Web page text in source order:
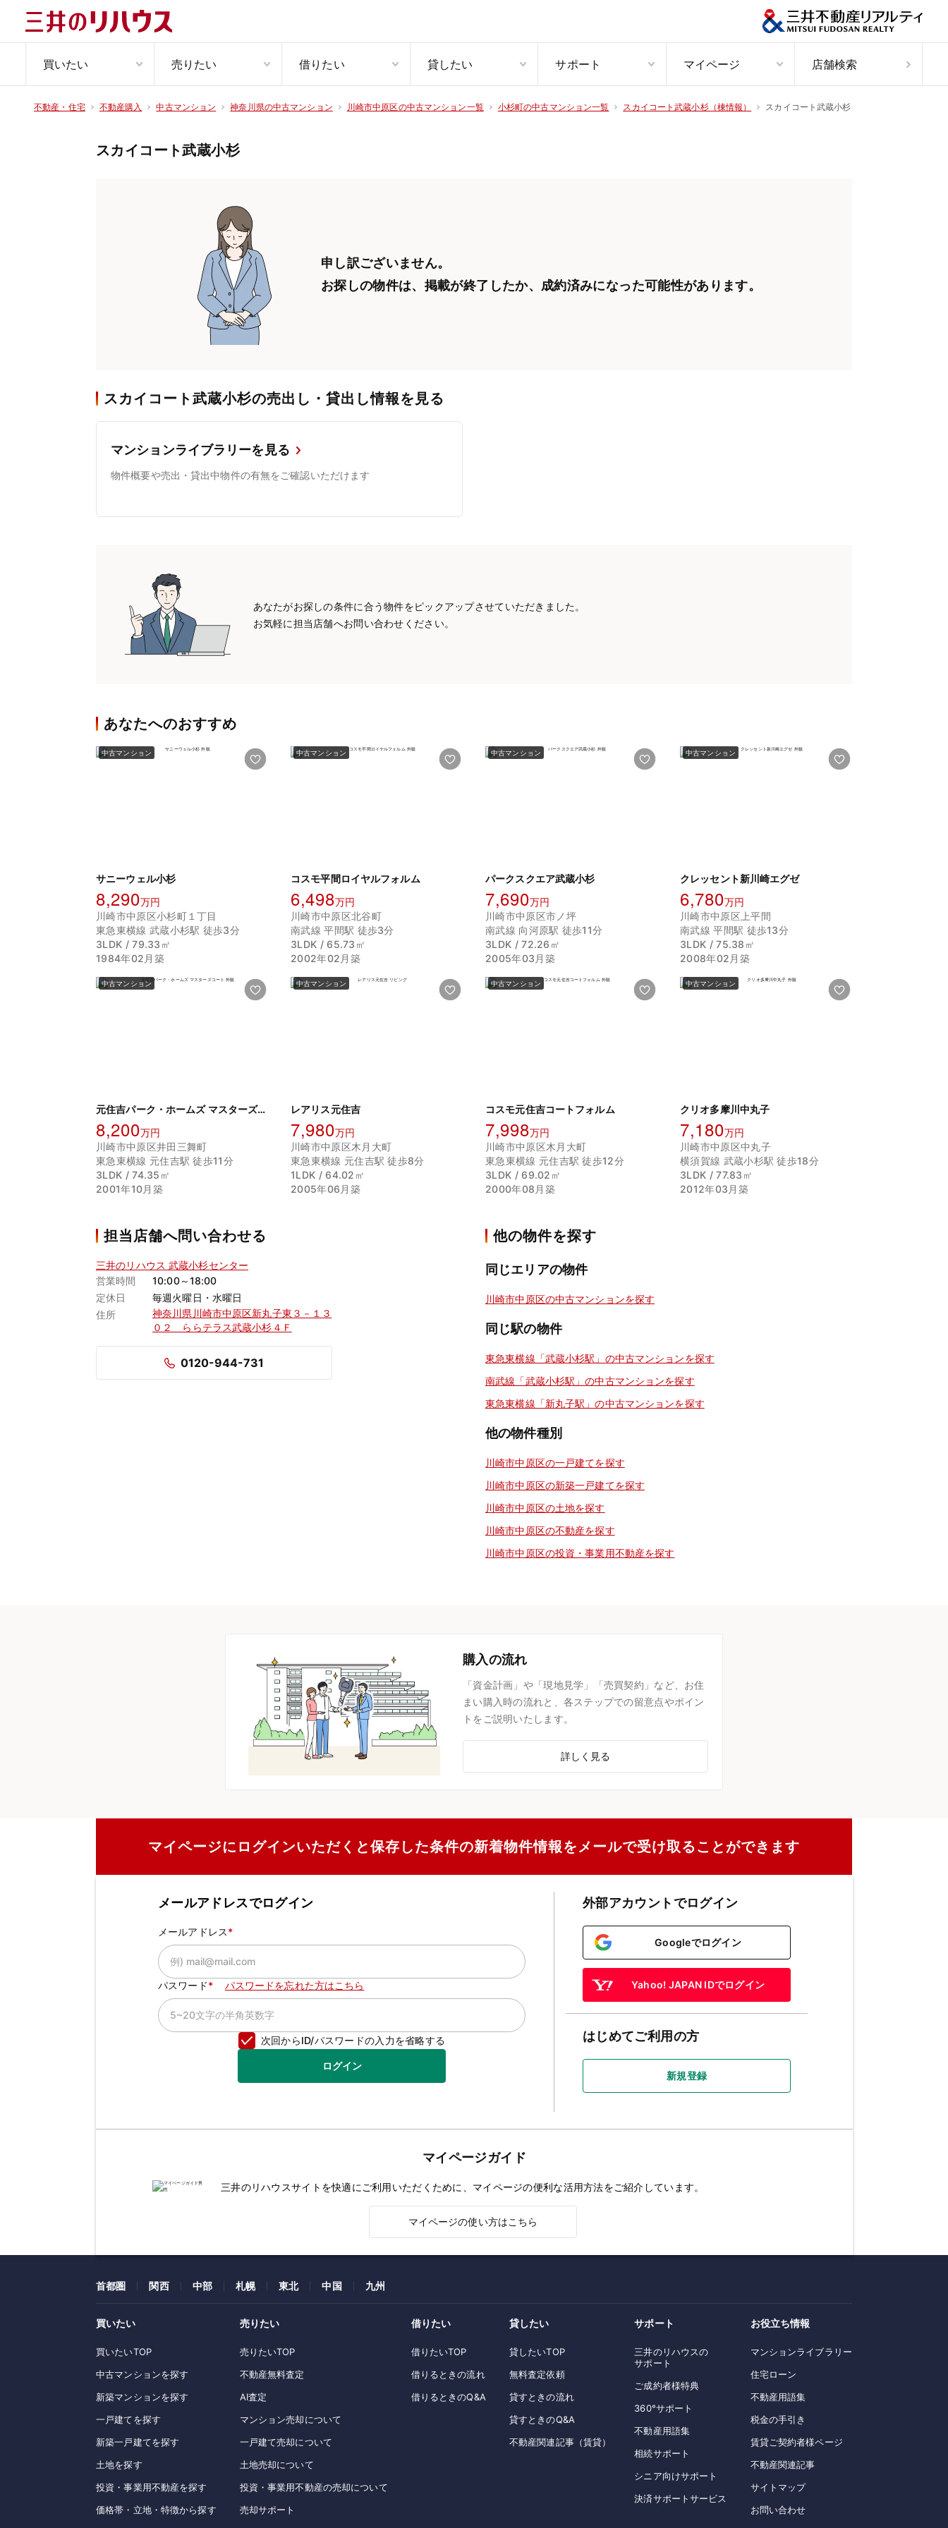
買いたい 売りたい 借りたい 貸したい サポート マイページ 店舗検索
不動産・住宅 不動産購入 中古マンション 神奈川県の中古マンション 川崎市中原区の中古マンション一覧 小杉町の中古マンション一覧 スカイコート武蔵小杉（棟情報） スカイコート武蔵小杉
スカイコート武蔵小杉
申し訳ございません。
お探しの物件は、掲載が終了したか、 成約済みになった可能性があります。
スカイコート武蔵小杉の売出し・貸出し情報を見る
マンションライブラリーを見る
物件概要や売出・貸出中物件の有無をご確認いただけます
あなたがお探しの条件に合う物件をピックアップさせていただきました。
お気軽に担当店舗へお問い合わせください。
あなたへのおすすめ
中古マンション
サニーウェル小杉
8,290万円
川崎市中原区小杉町１丁目
東急東横線 武蔵小杉駅 徒歩3分
3LDK / 79.33㎡
1984年02月築
中古マンション
コスモ平間ロイヤルフォルム
6,498万円
川崎市中原区北谷町
南武線 平間駅 徒歩3分
3LDK / 65.73㎡
2002年02月築
中古マンション
パークスクエア武蔵小杉
7,690万円
川崎市中原区市ノ坪
南武線 向河原駅 徒歩11分
3LDK / 72.26㎡
2005年03月築
中古マンション
クレッセント新川崎エグゼ
6,780万円
川崎市中原区上平間
南武線 平間駅 徒歩13分
3LDK / 75.38㎡
2008年02月築
中古マンション
元住吉パーク・ホームズ マスターズコート
8,200万円
川崎市中原区井田三舞町
東急東横線 元住吉駅 徒歩11分
3LDK / 74.35㎡
2001年10月築
中古マンション
レアリス元住吉
7,980万円
川崎市中原区木月大町
東急東横線 元住吉駅 徒歩8分
1LDK / 64.02㎡
2005年06月築
中古マンション
コスモ元住吉コートフォルム
7,998万円
川崎市中原区木月大町
東急東横線 元住吉駅 徒歩12分
3LDK / 69.02㎡
2000年08月築
中古マンション
クリオ多摩川中丸子
7,180万円
川崎市中原区中丸子
横須賀線 武蔵小杉駅 徒歩18分
3LDK / 77.83㎡
2012年03月築
担当店舗へ問い合わせる
三井のリハウス 武蔵小杉センター
営業時間
10:00～18:00
定休日
毎週火曜日・水曜日
住所
神奈川県川崎市中原区新丸子東３－１３
０２ ららテラス武蔵小杉４Ｆ
0120-944-731
他の物件を探す
同じエリアの物件
川崎市中原区の中古マンションを探す
同じ駅の物件
東急東横線「武蔵小杉駅」の中古マンションを探す
南武線「武蔵小杉駅」の中古マンションを探す
東急東横線「新丸子駅」の中古マンションを探す
他の物件種別
川崎市中原区の一戸建てを探す
川崎市中原区の新築一戸建てを探す
川崎市中原区の土地を探す
川崎市中原区の不動産を探す
川崎市中原区の投資・事業用不動産を探す
購入の流れ
「資金計画」や「現地見学」「売買契約」など、お住
まい購入時の流れと、各ステップでの留意点やポイン
トをご説明いたします。
詳しく見る
マイページにログインいただくと保存した条件の新着物件情報をメールで受け取ることができます
メールアドレスでログイン
メールアドレス
パスワード パスワードを忘れた方はこちら
次回からID/パスワードの入力を省略する
ログイン
外部アカウントでログイン
Googleでログイン
Yahoo! JAPAN IDでログイン
はじめてご利用の方
新規登録
マイページガイド
三井のリハウスサイトを快適にご利用いただくために、マイページの便利な活用方法をご紹介しています。
マイページの使い方はこちら
首都圏 関西 中部 札幌 東北 中国 九州
買いたい
買いたいTOP
中古マンションを探す
新築マンションを探す
一戸建てを探す
新築一戸建てを探す
土地を探す
投資・事業用不動産を探す
価格帯・立地・特徴から探す
売りたい
売りたいTOP
不動産無料査定
AI査定
マンション売却について
一戸建て売却について
土地売却について
投資・事業用不動産の売却について
売却サポート
借りたい
借りたいTOP
借りるときの流れ
借りるときのQ&A
貸したい
貸したいTOP
無料査定依頼
貸すときの流れ
貸すときのQ&A
不動産関連記事（賃貸）
サポート
三井のリハウスの
サポート
ご成約者様特典
360°サポート
不動産用語集
相続サポート
シニア向けサポート
決済サポートサービス
お役立ち情報
マンションライブラリー
住宅ローン
不動産用語集
税金の手引き
賃貸ご契約者様ページ
不動産関連記事
サイトマップ
お問い合わせ